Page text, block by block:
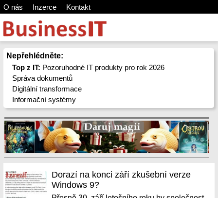
O nás Inzerce Kontakt
Nepřehlédněte:
Top z IT: Pozoruhodné IT produkty pro rok 2026
Správa dokumentů
Digitální transformace
Informační systémy
Dorazí na konci září zkušební verze
Windows 9?